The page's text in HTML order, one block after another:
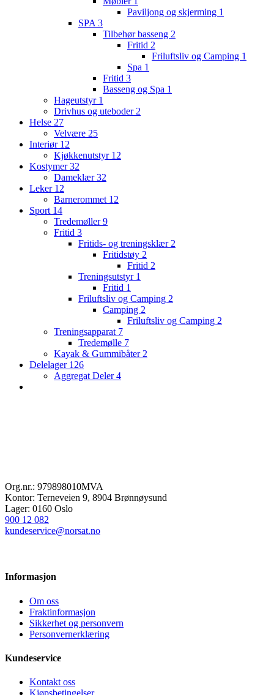
Paviljong og skjerming 1
SPA 3
Tilbehør basseng 2
Fritid 2
Friluftsliv og Camping 1
Spa 1
Fritid 3
Basseng og Spa 1
Hageutstyr 1
Drivhus og uteboder 2
Helse 27
Velvære 25
Interiør 12
Kjøkkenutstyr 12
Kostymer32
Dameklær32
Leker 12
Barnerommet 12
Sport 14
Tredemøller9
Fritid 3
Fritids- og treningsklær 2
Fritidstøy 2
Fritid 2
Treningsutstyr 1
Fritid 1
Friluftsliv og Camping 2
Camping 2
Friluftsliv og Camping 2
Treningsapparat 7
Tredemølle 7
Kayak & Gummibåter 2
Delelager 126
Aggregat Deler4
Org.nr.: 979898010MVA
Kontor: Terneveien 9, 8904 Brønnøysund
Lager: 0160 Oslo
900 12 082
kundeservice@norsat.no
Informasjon
Om oss
Fraktinformasjon
Sikkerhet og personvern
Personvernerklæring
Kundeservice
Kontakt oss